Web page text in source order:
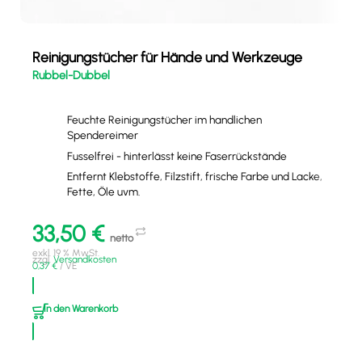
Reinigungstücher für Hände und Werkzeuge
Rubbel-Dubbel
Feuchte Reinigungstücher im handlichen
Spendereimer
Fusselfrei - hinterlässt keine Faserrückstände
Entfernt Klebstoffe, Filzstift, frische Farbe und Lacke,
Fette, Öle uvm.
33,50 € netto
exkl. 19 % MwSt.
zzgl. Versandkosten
0,37€ /VE
In den Warenkorb